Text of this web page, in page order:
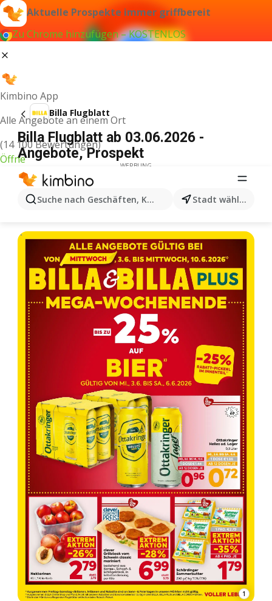
Aktuelle Prospekte immer griffbereit
Zu Chrome hinzufügen – KOSTENLOS
Kimbino App
Alle Angebote an einem Ort
(14 100 Bewertungen)
Öffne
Suche nach Geschäften, Kategorien, Produkten...
Stadt wählen
Billa Flugblatt
Billa Flugblatt ab 03.06.2026 -
Angebote, Prospekt
WERBUNG
1